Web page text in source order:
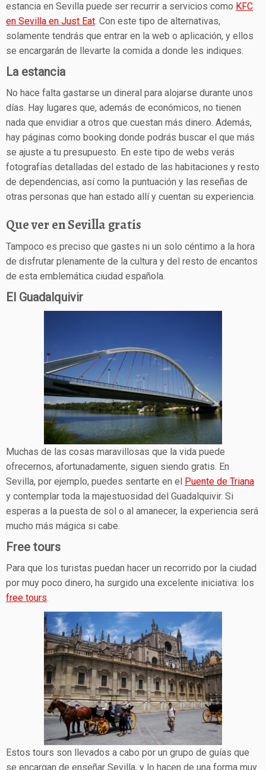
estancia en Sevilla puede ser recurrir a servicios como KFC
en Sevilla en Just Eat. Con este tipo de alternativas,
solamente tendrás que entrar en la web o aplicación, y ellos
se encargarán de llevarte la comida a donde les indiques.
La estancia
No hace falta gastarse un dineral para alojarse durante unos
días. Hay lugares que, además de económicos, no tienen
nada que envidiar a otros que cuestan más dinero. Además,
hay páginas como booking donde podrás buscar el que más
se ajuste a tu presupuesto. En este tipo de webs verás
fotografías detalladas del estado de las habitaciones y resto
de dependencias, así como la puntuación y las reseñas de
otras personas que han estado allí y cuentan su experiencia.
Que ver en Sevilla gratis
Tampoco es preciso que gastes ni un solo céntimo a la hora
de disfrutar plenamente de la cultura y del resto de encantos
de esta emblemática ciudad española.
El Guadalquivir
Muchas de las cosas maravillosas que la vida puede
ofrecernos, afortunadamente, siguen siendo gratis. En
Sevilla, por ejemplo, puedes sentarte en el Puente de Triana
y contemplar toda la majestuosidad del Guadalquivir. Si
esperas a la puesta de sol o al amanecer, la experiencia será
mucho más mágica si cabe.
Free tours
Para que los turistas puedan hacer un recorrido por la ciudad
por muy poco dinero, ha surgido una excelente iniciativa: los
free tours.
Estos tours son llevados a cabo por un grupo de guías que
se encargan de enseñar Sevilla, y lo hacen de una forma muy